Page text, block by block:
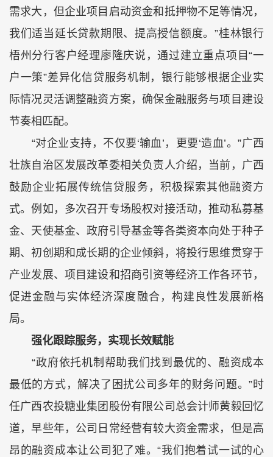
需求大，但企业项目启动资金和抵押物不足等情况，
我们适当延长贷款期限、提高授信额度。”桂林银行
梧州分行客户经理廖隆庆说，通过建立重点项目“一
户一策”差异化信贷服务机制，银行能够根据企业实
际情况灵活调整融资方案，确保金融服务与项目建设
节奏相匹配。
“对企业支持，不仅要‘输血’，更要‘造血’。”广西
壮族自治区发展改革委相关负责人介绍，当前，广西
鼓励企业拓展传统信贷服务，积极探索其他融资方
式。例如，多次召开专场股权对接活动，推动私募基
金、天使基金、政府引导基金等各类资本向处于种子
期、初创期和成长期的企业倾斜，将投行思维贯穿于
产业发展、项目建设和招商引资等经济工作各环节，
促进金融与实体经济深度融合，构建良性发展新格
局。
强化跟踪服务，实现长效赋能
“政府依托机制帮助我们找到最优的、融资成本
最低的方式，解决了困扰公司多年的财务问题。”时
任广西农投糖业集团股份有限公司总会计师黄毅回忆
道，早些年，公司日常经营有较大资金需求，但是高
昂的融资成本让公司犯了难。“我们抱着试一试的心